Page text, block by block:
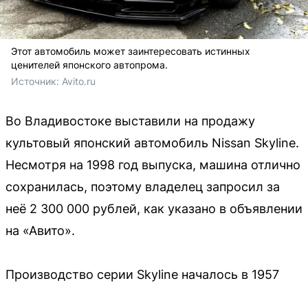
Этот автомобиль может заинтересовать истинных
ценителей японского автопрома.
Источник: Avito.ru
Во Владивостоке выставили на продажу
культовый японский автомобиль Nissan Skyline.
Несмотря на 1998 год выпуска, машина отлично
сохранилась, поэтому владелец запросил за
неё 2 300 000 рублей, как указано в объявлении
на «Авито».
Производство серии Skyline началось в 1957